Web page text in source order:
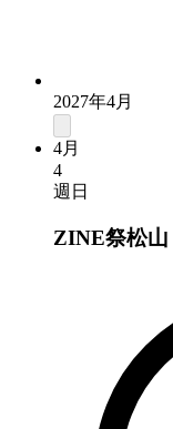
2027年4月
4月
4
週日
ZINE祭松山